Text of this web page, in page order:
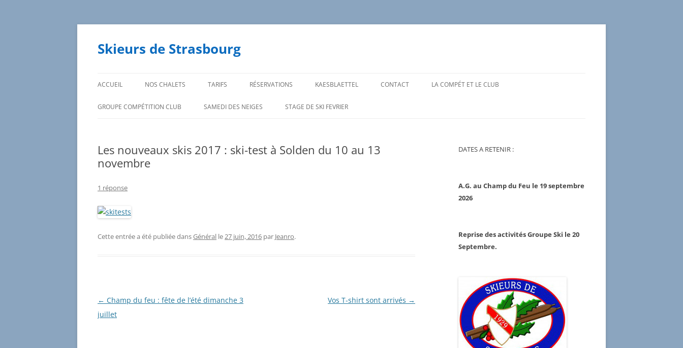
Aller
contenu
Skieurs de Strasbourg
ACCUEIL NOS CHALETS TARIFS RÉSERVATIONS KAESBLAETTEL CONTACT LA COMPÉT ET LE CLUB
GROUPE COMPÉTITION CLUB SAMEDI DES NEIGES STAGE DE SKI FEVRIER
Les nouveaux skis 2017 : ski-test à Solden du 10 au 13
novembre
1 réponse
Cette entrée a été publiée dansGénéral le27 juin, 2016 par Jeanro.
Navigation
des
← Champ du feu : fête de l’été dimanche 3
juillet
Vos T-shirt sont arrivés →
DATES A RETENIR :
A.G. au Champ du Feu le 19 septembre
2026
Reprise des activités Groupe Ski le 20
Septembre.